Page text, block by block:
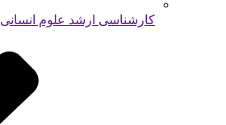
کارشناسی ارشد علوم انسانی